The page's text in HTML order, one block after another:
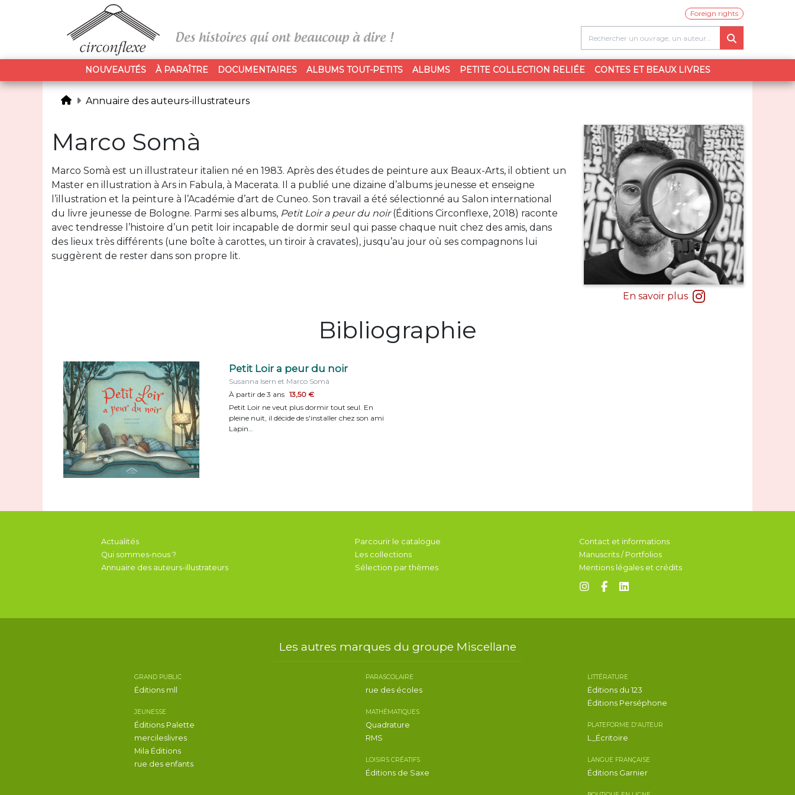
Foreign rights
NOUVEAUTÉS À PARAÎTRE DOCUMENTAIRES ALBUMS TOUT-PETITS ALBUMS PETITE COLLECTION RELIÉE CONTES ET BEAUX LIVRES
Annuaire des auteurs-illustrateurs
Marco Somà
Marco Somà est un illustrateur italien né en 1983. Après des études de peinture aux Beaux-Arts, il obtient un
Master en illustration à Ars in Fabula, à Macerata. Il a publié une dizaine d’albums jeunesse et enseigne
l’illustration et la peinture à l’Académie d’art de Cuneo. Son travail a été sélectionné au Salon international
du livre jeunesse de Bologne. Parmi ses albums, Petit Loir a peur du noir(Éditions Circonflexe, 2018) raconte
avec tendresse l’histoire d’un petit loir incapable de dormir seul qui passe chaque nuit chez des amis, dans
des lieux très différents (une boîte à carottes, un tiroir à cravates), jusqu’au jour où ses compagnons lui
suggèrent de rester dans son propre lit.
En savoir plus
Bibliographie
Petit Loir a peur du noir
Susanna Isern et Marco Somà
À partir de 3 ans 13,50 €
Petit Loir ne veut plus dormir tout seul. En
pleine nuit, il décide de s'installer chez son ami
Lapin…
Actualités
Qui sommes-nous ?
Annuaire des auteurs-illustrateurs
Parcourir le catalogue
Les collections
Sélection par thèmes
Contact et informations
Manuscrits / Portfolios
Mentions légales et crédits
Les autres marques du groupe Miscellane
GRAND PUBLIC
Éditions mll
JEUNESSE
Éditions Palette
mercileslivres
Mila Éditions
rue des enfants
PARASCOLAIRE
rue des écoles
MATHÉMATIQUES
Quadrature
RMS
LOISIRS CRÉATIFS
Éditions de Saxe
LITTÉRATURE
Éditions du 123
Éditions Perséphone
PLATEFORME D'AUTEUR
L_Écritoire
LANGUE FRANÇAISE
Éditions Garnier